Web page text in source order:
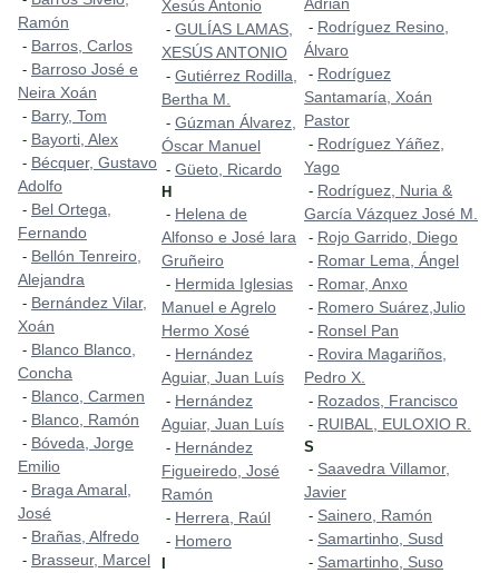
Ramón
- Barros, Carlos
- Barroso José e
Neira Xoán
- Barry, Tom
- Bayorti, Alex
- Bécquer, Gustavo
Adolfo
- Bel Ortega,
Fernando
- Bellón Tenreiro,
Alejandra
- Bernández Vilar,
Xoán
- Blanco Blanco,
Concha
- Blanco, Carmen
- Blanco, Ramón
- Bóveda, Jorge
Emilio
- Braga Amaral,
José
- Brañas, Alfredo
- Brasseur, Marcel
Xesús Antonio
- GULÍAS LAMAS,
XESÚS ANTONIO
- Gutiérrez Rodilla,
Bertha M.
- Gúzman Álvarez,
Óscar Manuel
- Güeto, Ricardo
H
- Helena de
Alfonso e José lara
Gruñeiro
- Hermida Iglesias
Manuel e Agrelo
Hermo Xosé
- Hernández
Aguiar, Juan Luís
- Hernández
Aguiar, Juan Luís
- Hernández
Figueiredo, José
Ramón
- Herrera, Raúl
- Homero
Adrián
- Rodríguez Resino,
Álvaro
- Rodríguez
Santamaría, Xoán
Pastor
- Rodríguez Yáñez,
Yago
- Rodríguez, Nuria &
García Vázquez José M.
- Rojo Garrido, Diego
- Romar Lema, Ángel
- Romar, Anxo
- Romero Suárez,Julio
- Ronsel Pan
- Rovira Magariños,
Pedro X.
- Rozados, Francisco
- RUIBAL, EULOXIO R.
S
- Saavedra Villamor,
Javier
- Sainero, Ramón
- Samartinho, Susd
- Samartinho, Suso